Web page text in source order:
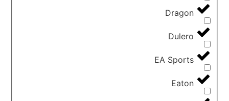
Dragon
Dulero
EA Sports
Eaton